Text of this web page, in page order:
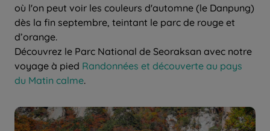
où l'on peut voir les couleurs d'automne (le Danpung)
dès la fin septembre, teintant le parc de rouge et
d’orange.
Découvrez le Parc National de Seoraksan avec notre
voyage à pied Randonnées et découverte au pays
du Matin calme.